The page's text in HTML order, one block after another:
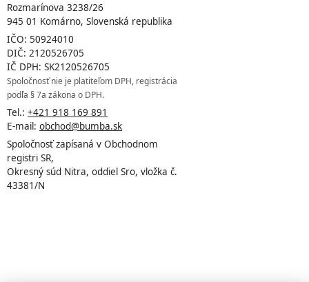
Rozmarínova 3238/26
945 01 Komárno, Slovenská republika
IČO: 50924010
DIČ: 2120526705
IČ DPH: SK2120526705
Spoločnosť nie je platiteľom DPH, registrácia
podľa § 7a zákona o DPH.
Tel.: +421 918 169 891
E-mail: obchod@bumba.sk
Spoločnosť zapísaná v Obchodnom
registri SR,
Okresný súd Nitra, oddiel Sro, vložka č.
43381/N